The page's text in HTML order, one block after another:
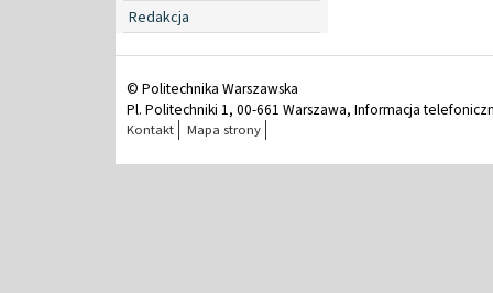
Redakcja
© Politechnika Warszawska
Pl. Politechniki 1, 00-661 Warszawa, Informacja
Kontakt Mapa strony